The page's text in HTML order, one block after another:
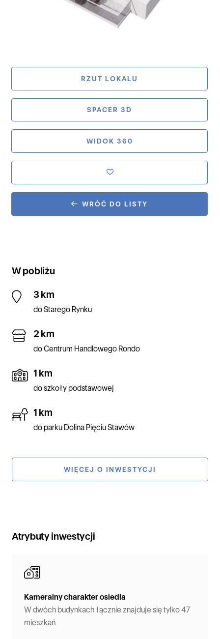
RZUT LOKALU
SPACER 3D
WIDOK 360
WRÓĆ DO LISTY
W pobliżu
3 km
do Starego Rynku
2 km
do Centrum Handlowego Rondo
1 km
do szkoły podstawowej
1 km
do parku Dolina Pięciu Stawów
WIĘCEJ O INWESTYCJI
Atrybuty inwestycji
Kameralny charakter osiedla
W dwóch budynkach łącznie znajduje się tylko 47
mieszkań